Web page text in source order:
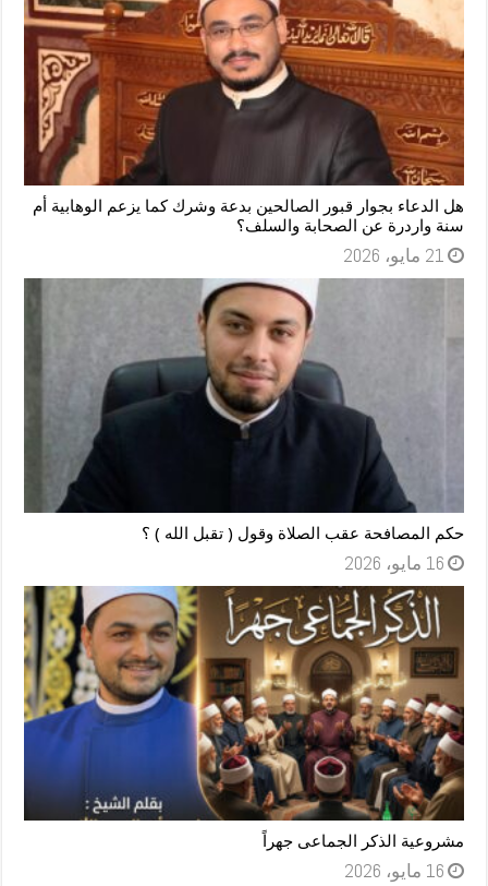
هل الدعاء بجوار قبور الصالحين بدعة وشرك كما يزعم الوهابية أم
سنة واردرة عن الصحابة والسلف؟
21 مايو، 2026
حكم المصافحة عقب الصلاة وقول ( تقبل الله ) ؟
16 مايو، 2026
مشروعية الذكر الجماعى جهراً
16 مايو، 2026